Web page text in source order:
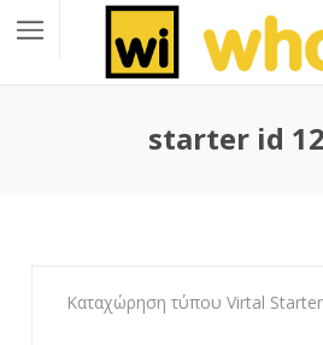
starter id
Καταχώρηση τύπου Virtal Starter